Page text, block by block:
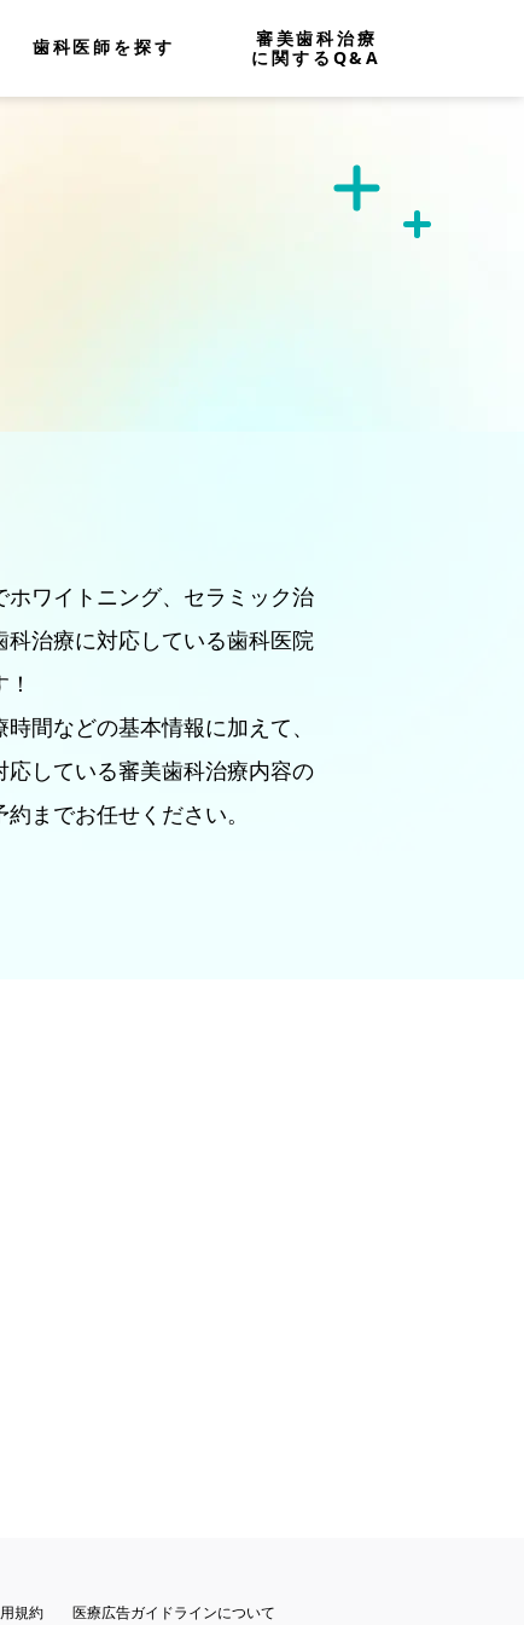
歯科医師を探す
審美歯科治療
に関するQ&A
ホワイトニング、セラミック治
科治療に対応している歯科医院
間などの基本情報に加えて、
応している審美歯科治療内容の
までお任せください。
規約 医療広告ガイドラインについて